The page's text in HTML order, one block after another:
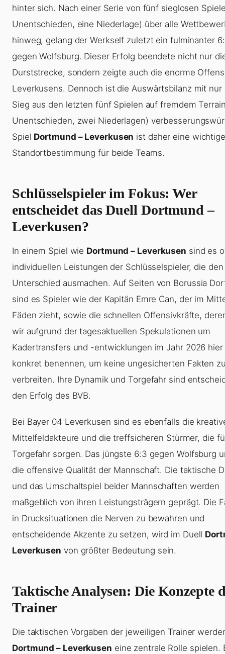
hinter sich. Nach einer Serie von fünf sieglosen
Unentschieden, eine Niederlage) über alle
hinweg, gelang der Werkself zuletzt ein fulminanter
gegen Wolfsburg. Dieser Erfolg beendete nicht nur
Durststrecke, sondern zeigte auch die enorme
Leverkusens. Dennoch ist die Auswärtsbilanz mit nur
Sieg aus den letzten fünf Spielen auf fremdem
Unentschieden, zwei Niederlagen)
Spiel Dortmund – Leverkusen ist daher eine wichtige
Standortbestimmung für beide Teams.
Schlüsselspieler im Fokus: Wer
entscheidet das Duell Dortmund –
Leverkusen?
In einem Spiel wie Dortmund – Leverkusen sind es
individuellen Leistungen der Schlüsselspieler, die den
Unterschied ausmachen. Auf Seiten von Borussia
sind es Spieler wie der Kapitän Emre Can, der im
Fäden zieht, sowie die schnellen Offensivkräfte,
wir aufgrund der tagesaktuellen Spekulationen um
Kadertransfers und -entwicklungen im Jahr 2026
konkret benennen, um keine ungesicherten Fakten
verbreiten. Ihre Dynamik und Torgefahr sind
den Erfolg des BVB.
Bei Bayer 04 Leverkusen sind es ebenfalls die
Mittelfeldakteure und die treffsicheren Stürmer, die
Torgefahr sorgen. Das jüngste 6:3 gegen Wolfsburg
die offensive Qualität der Mannschaft. Die taktische
und das Umschaltspiel beider Mannschaften werden
maßgeblich von ihren Leistungsträgern geprägt. Die
in Drucksituationen die Nerven zu bewahren und
entscheidende Akzente zu setzen, wird im Duell
Leverkusen von größter Bedeutung sein.
Taktische Analysen: Die Konzepte
Trainer
Die taktischen Vorgaben der jeweiligen Trainer
Dortmund – Leverkusen eine zentrale Rolle spielen.